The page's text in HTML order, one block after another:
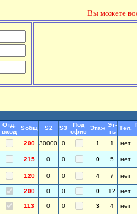
Вы можете
Отд.
вход
Soбщ S2 S3
Под
офис
Этаж Эт-
ть
Тел.
200 30000 0 1 1 нет
215 0 0 0 5 нет
120 0 0 4 7 нет
200 0 0 0 12 нет
113 0 0 3 4 нет